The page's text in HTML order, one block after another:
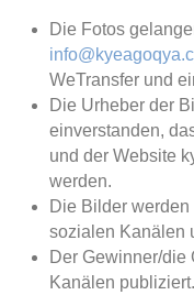
Die Fotos
WeTransfer und
Die Urheber der
einverstanden,
und der Website
werden.
Die Bilder
sozialen Kanälen
Der Gewinner/die
Kanälen publiziert.